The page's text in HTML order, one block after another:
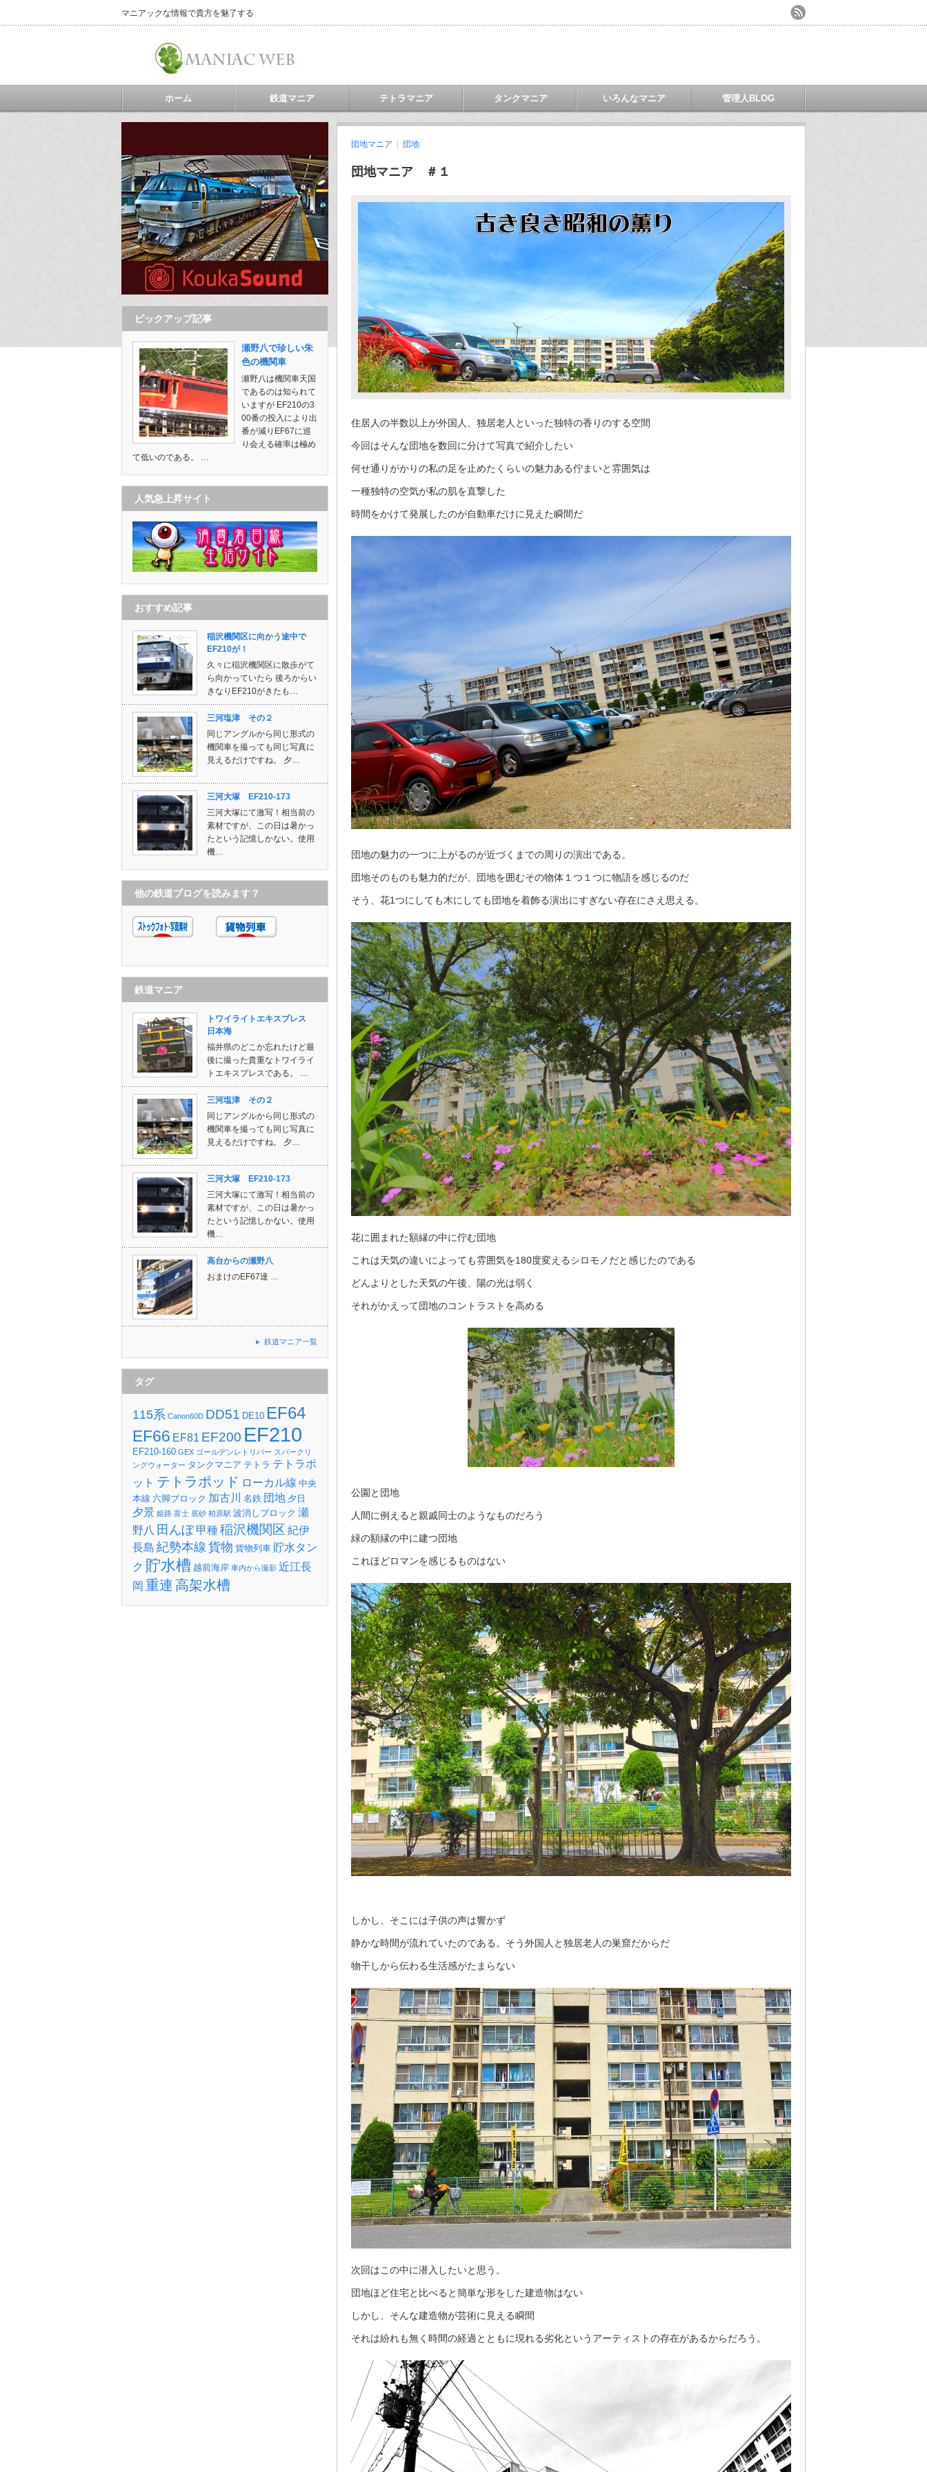
マニアックな情報で貴方を魅了する
ホーム 鉄道マニア テトラマニア タンクマニア いろんなマニア 管理人BLOG
団地マニア 団地
団地マニア ＃１
住居人の半数以上が外国人、独居老人といった独特の香りのする空間
今回はそんな団地を数回に分けて写真で紹介したい
何せ通りがかりの私の足を止めたくらいの魅力ある佇まいと雰囲気は
一種独特の空気が私の肌を直撃した
時間をかけて発展したのが自動車だけに見えた瞬間だ
団地の魅力の一つに上がるのが近づくまでの周りの演出である。
団地そのものも魅力的だが、団地を囲むその物体１つ１つに物語を感じるのだ
そう、花1つにしても木にしても団地を着飾る演出にすぎない存在にさえ思える。
花に囲まれた額縁の中に佇む団地
これは天気の違いによっても雰囲気を180度変えるシロモノだと感じたのである
どんよりとした天気の午後、陽の光は弱く
それがかえって団地のコントラストを高める
公園と団地
人間に例えると親戚同士のようなものだろう
緑の額縁の中に建つ団地
これほどロマンを感じるものはない
しかし、そこには子供の声は響かず
静かな時間が流れていたのである。そう外国人と独居老人の巣窟だからだ
物干しから伝わる生活感がたまらない
次回はこの中に潜入したいと思う。
団地ほど住宅と比べると簡単な形をした建造物はない
しかし、そんな建造物が芸術に見える瞬間
それは紛れも無く時間の経過とともに現れる劣化というアーティストの存在があるからだろう。
ピックアップ記事
瀬野八で珍しい朱
色の機関車
瀬野八は機関車天国
であるのは知られて
いますが EF210の3
00番の投入により出
番が減りEF67に巡
り会える確率は極め
て低いのである。 …
人気急上昇サイト
おすすめ記事
稲沢機関区に向かう途中で
EF210が！
久々に稲沢機関区に散歩がて
ら向かっていたら 後ろからい
きなりEF210がきたも…
三河塩津 その２
同じアングルから同じ形式の
機関車を撮っても同じ写真に
見えるだけですね。 夕…
三河大塚 EF210-173
三河大塚にて激写！相当前の
素材ですが、この日は暑かっ
たという記憶しかない。使用
機…
他の鉄道ブログを読みます？
鉄道マニア
トワイライトエキスプレス
日本海
福井県のどこか忘れたけど最
後に撮った貴重なトワイライ
トエキスプレスである。 …
三河塩津 その２
同じアングルから同じ形式の
機関車を撮っても同じ写真に
見えるだけですね。 夕…
三河大塚 EF210-173
三河大塚にて激写！相当前の
素材ですが、この日は暑かっ
たという記憶しかない。使用
機…
高台からの瀬野八
おまけのEF67達 …
鉄道マニア一覧
タグ
115系 Canon60D DD51 DE10 EF64
EF66 EF81 EF200 EF210
EF210-160 GEX ゴールデンレトリバー スパークリ
ングウォーター タンクマニア テトラ テトラポ
ット テトラポッド ローカル線 中央
本線 六脚ブロック 加古川 名鉄 団地 夕日
夕景 姫路 富士 底砂 柏原駅 波消しブロック 瀬
野八 田んぼ 甲種稲沢機関区 紀伊
長島 紀勢本線 貨物 貨物列車 貯水タン
ク 貯水槽 越前海岸 車内から撮影 近江長
岡 重連 高架水槽